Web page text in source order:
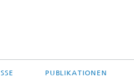
PUBLIKATIONEN